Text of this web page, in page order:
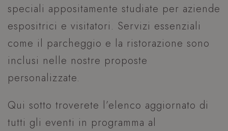
speciali appositamente studiate per aziende
espositrici e visitatori. Servizi essenziali
come il parcheggio e la ristorazione sono
inclusi nelle nostre proposte
personalizzate.
Qui sotto troverete l’elenco aggiornato di
tutti gli eventi in programma al